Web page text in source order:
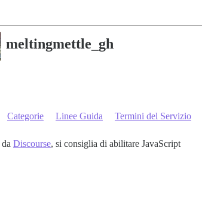
meltingmettle_gh
Categorie Linee Guida Termini del Servizio
Discourse, si consiglia di abilitare JavaScript